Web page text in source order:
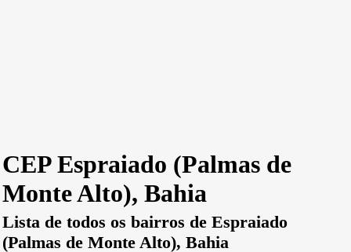
CEP Espraiado (Palmas de
Monte Alto), Bahia
Lista de todos os bairros de Espraiado
(Palmas de Monte Alto), Bahia